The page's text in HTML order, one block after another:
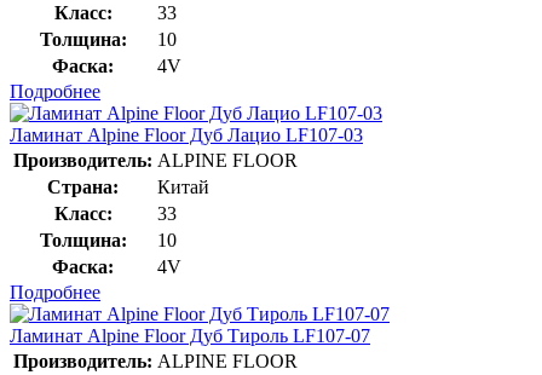
Класс:
33
Толщина:
10
Фаска:
4V
Подробнее
Ламинат Alpine Floor Дуб Лацио LF107-03
Производитель: ALPINE FLOOR
Страна:
Китай
Класс:
33
Толщина:
10
Фаска:
4V
Подробнее
Ламинат Alpine Floor Дуб Тироль LF107-07
Производитель: ALPINE FLOOR